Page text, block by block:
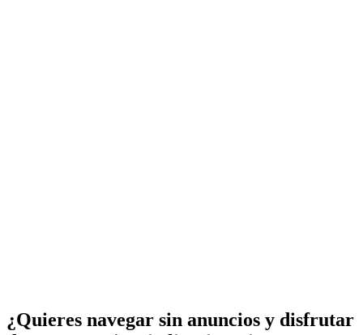
¿Quieres navegar sin anuncios y disfrutar